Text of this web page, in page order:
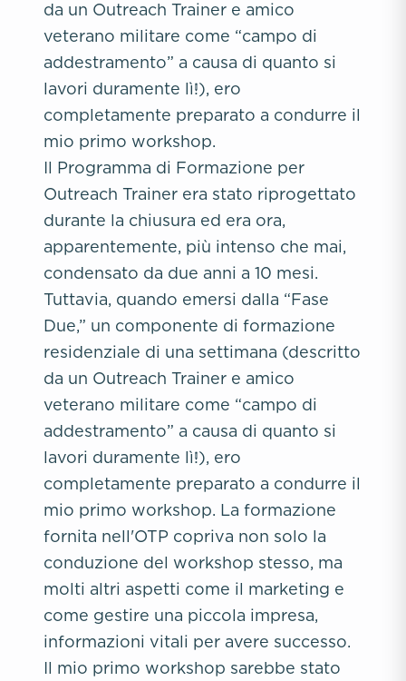
da un Outreach Trainer e amico
veterano militare come “campo di
addestramento” a causa di quanto si
lavori duramente lì!), ero
completamente preparato a condurre il
mio primo workshop.
Il Programma di Formazione per
Outreach Trainer era stato riprogettato
durante la chiusura ed era ora,
apparentemente, più intenso che mai,
condensato da due anni a 10 mesi.
Tuttavia, quando emersi dalla “Fase
Due,” un componente di formazione
residenziale di una settimana (descritto
da un Outreach Trainer e amico
veterano militare come “campo di
addestramento” a causa di quanto si
lavori duramente lì!), ero
completamente preparato a condurre il
mio primo workshop. La formazione
fornita nell'OTP copriva non solo la
conduzione del workshop stesso, ma
molti altri aspetti come il marketing e
come gestire una piccola impresa,
informazioni vitali per avere successo.
Il mio primo workshop sarebbe stato